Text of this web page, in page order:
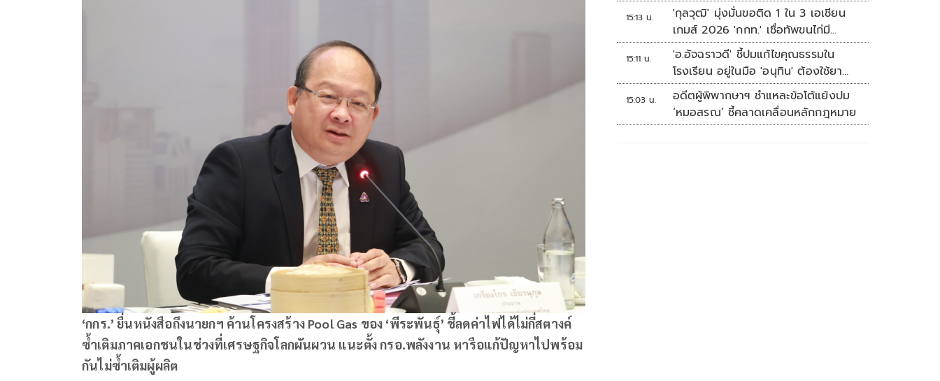
‘กกร.’ ยื่นหนังสือถึงนายกฯ ค้านโครงสร้าง Pool Gas ของ ‘พีระพันธุ์’ ชี้ลดค่าไฟได้ไม่กี่สตางค์
ซ้ำเติมภาคเอกชนในช่วงที่เศรษฐกิจโลกผันผวน แนะตั้ง กรอ.พลังงาน หารือแก้ปัญหาไปพร้อม
กันไม่ซ้ำเติมผู้ผลิต
15:13 น.
'กุลวุฒิ' มุ่งมั่นขอติด 1 ใน 3 เอเชียน
เกมส์ 2026 'กกท.' เชื่อทัพขนไก่มี
เหรียญแน่
15:11 น.
'อ.อัจฉราวดี' ชี้ปมแก้ไขคุณธรรมใน
โรงเรียน อยู่ในมือ 'อนุทิน' ต้องใช้ยา
แรงกับ ก.ศึกษา เรื่องปืนแค่ปลายเหตุ
15:03 น.
อดีตผู้พิพากษาฯ ชำแหละข้อโต้แย้งปม
‘หมอสรณ’ ชี้คลาดเคลื่อนหลักกฎหมาย